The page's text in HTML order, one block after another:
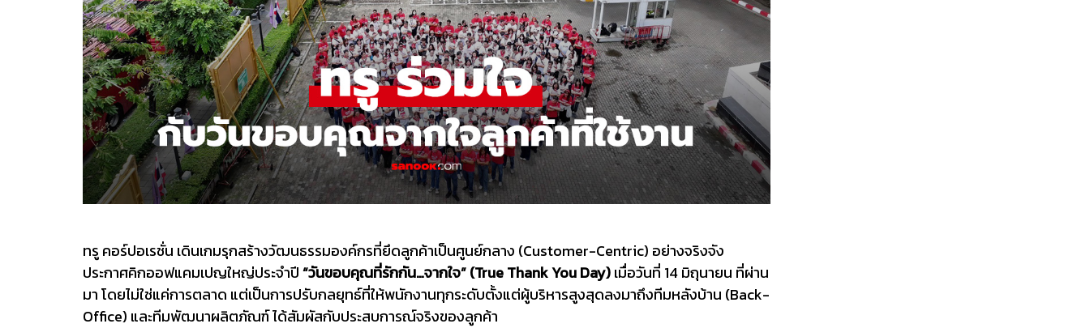
ทรู คอร์ปอเรชั่น เดินเกมรุกสร้างวัฒนธรรมองค์กรที่ยึดลูกค้าเป็นศูนย์กลาง (Customer-Centric) อย่างจริงจัง
ประกาศคิกออฟแคมเปญใหญ่ประจำปี“วันขอบคุณที่รักกัน…จากใจ” (True Thank You Day)เมื่อวันที่ 14 มิถุนายน ที่ผ่าน
มา โดยไม่ใช่แค่การตลาด แต่เป็นการปรับกลยุทธ์ที่ให้พนักงานทุกระดับตั้งแต่ผู้บริหารสูงสุดลงมาถึงทีมหลังบ้าน (Back-
Office) และทีมพัฒนาผลิตภัณฑ์ ได้สัมผัสกับประสบการณ์จริงของลูกค้า